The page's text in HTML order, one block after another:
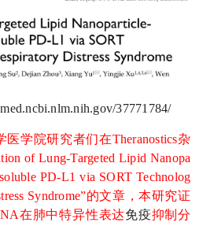
37771784/
学院研究者们在Theranostics杂
of Lung-Targeted Lipid Nanopa
PD-L1 via SORT Technolog
Syndrome”的文章，本研究证
在肺中特异性表达免疫抑制分